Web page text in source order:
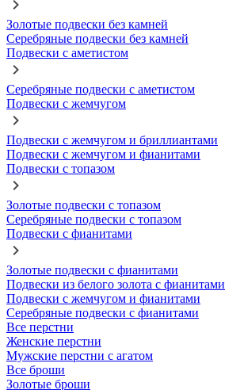
Золотые подвески без камней
Серебряные подвески без камней
Подвески с аметистом
Серебряные подвески с аметистом
Подвески с жемчугом
Подвески с жемчугом и бриллиантами
Подвески с жемчугом и фианитами
Подвески с топазом
Золотые подвески с топазом
Серебряные подвески с топазом
Подвески с фианитами
Золотые подвески с фианитами
Подвески из белого золота с фианитами
Подвески с жемчугом и фианитами
Серебряные подвески с фианитами
Все перстни
Женские перстни
Мужские перстни с агатом
Все броши
Золотые броши